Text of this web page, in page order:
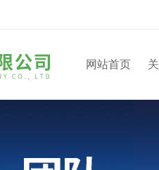
网站首页